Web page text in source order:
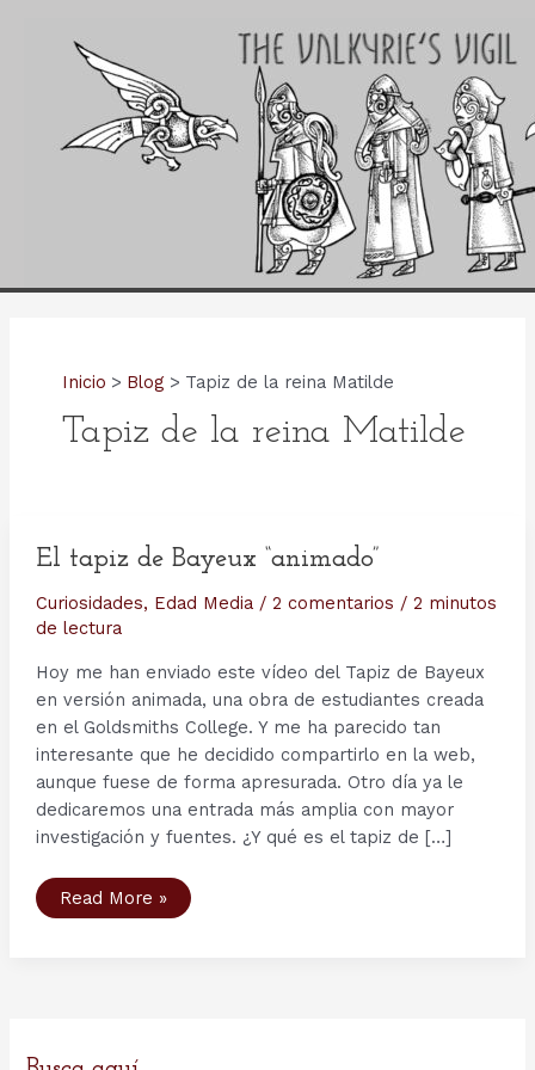
Inicio Blog Tapiz de la reina Matilde
Tapiz de la reina Matilde
El tapiz de Bayeux “animado”
Curiosidades, Edad Media/ 2 comentarios / 2 minutos
de lectura
Hoy me han enviado este vídeo del Tapiz de Bayeux
en versión animada, una obra de estudiantes creada
en el Goldsmiths College. Y me ha parecido tan
interesante que he decidido compartirlo en la web,
aunque fuese de forma apresurada. Otro día ya le
dedicaremos una entrada más amplia con mayor
investigación y fuentes. ¿Y qué es el tapiz de […]
El
tapiz
Read More »